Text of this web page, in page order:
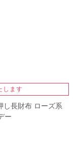
します
し長財布 ローズ系
デー